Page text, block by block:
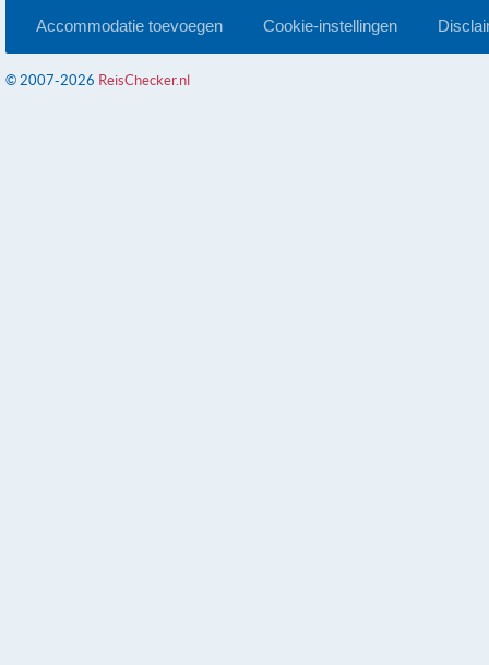
Accommodatie toevoegen Cookie-instellingen
© 2007-2026 ReisChecker.nl